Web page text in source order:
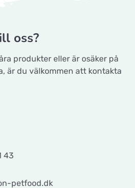
46
oss?
produkter eller är osäker på
är du välkommen att kontakta
43
petfood.dk